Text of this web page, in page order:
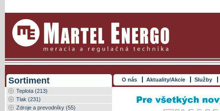
O nás Aktuality/Akcie Služby
Sortiment
Teplota (213)
Tlak (231)
Zdroje a prevodníky (55)